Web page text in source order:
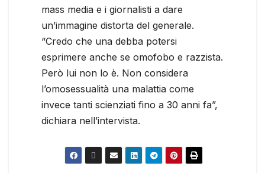
mass media e i giornalisti a dare
un’immagine distorta del generale.
“Credo che una debba potersi
esprimere anche se omofobo e razzista.
Però lui non lo è. Non considera
l’omosessualità una malattia come
invece tanti scienziati fino a 30 anni fa”,
dichiara nell’intervista.